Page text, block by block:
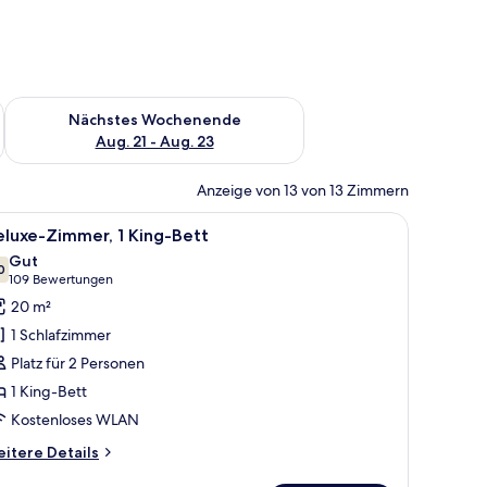
Aug. 14 - Aug. 16.
Nächstes Wochenende
Aug. 21 - Aug. 23
Überprüfe die Verfügbarkeit für nächstes Wochenende, Aug.
Anzeige von 13 von 13 Zimmern
einem Telefon.
Sessel, einem Schreibtisch mit Lampe, einem Gemälde und einem Fenster
Ein ordentlich bezogenes Bett mit zwei
6 Zimmer, 1 King-Bett
von 10
Gut
109 Bewertungen
(109
Bewertungen)
20 m²
1 Schlafzimmer
Platz für 2 Personen
1 King-Bett
Kostenloses WLAN
Details